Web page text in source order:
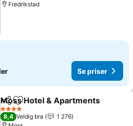
Fredrikstad
Se priser
Del Legg til i favoritter
Moss Hotel & Apartments
4 Stjerner
8,4 Veldig bra
1 276